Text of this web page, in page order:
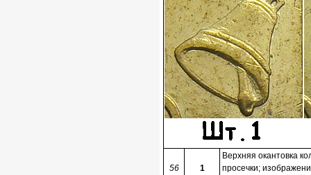
56 1
Верхняя окантовка
просечки;